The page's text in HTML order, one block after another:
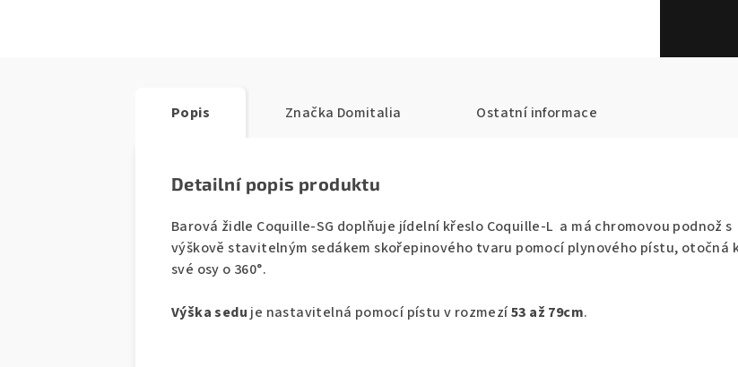
Popis Značka Domitalia Ostatní informace
Detailní popis produktu
Barová židle Coquille-SG doplňuje jídelní křeslo Coquille-L a má chromovou podnož s
výškově stavitelným sedákem skořepinového tvaru pomocí plynového pístu, otočná
své osy o 360°.
Výška seduje nastavitelná pomocí pístu v rozmezí53 až 79cm.